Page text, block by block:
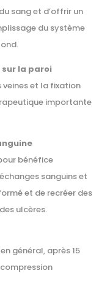
sang et d’offrir un
du système
la paroi
et la fixation
importante
bénéfice
sanguins et
et de recréer des
ulcères.
général, après 15